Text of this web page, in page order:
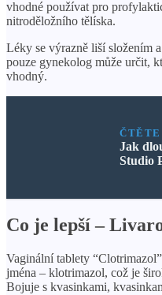
vhodné používat pro
nitroděložního tělíska.
Léky se výrazně liší složením
pouze gynekolog může určit,
vhodný.
Jak
Studio
Co je lepší –
Vaginální tablety
jména – klotrimazol, což je
Bojuje s kvasinkami,